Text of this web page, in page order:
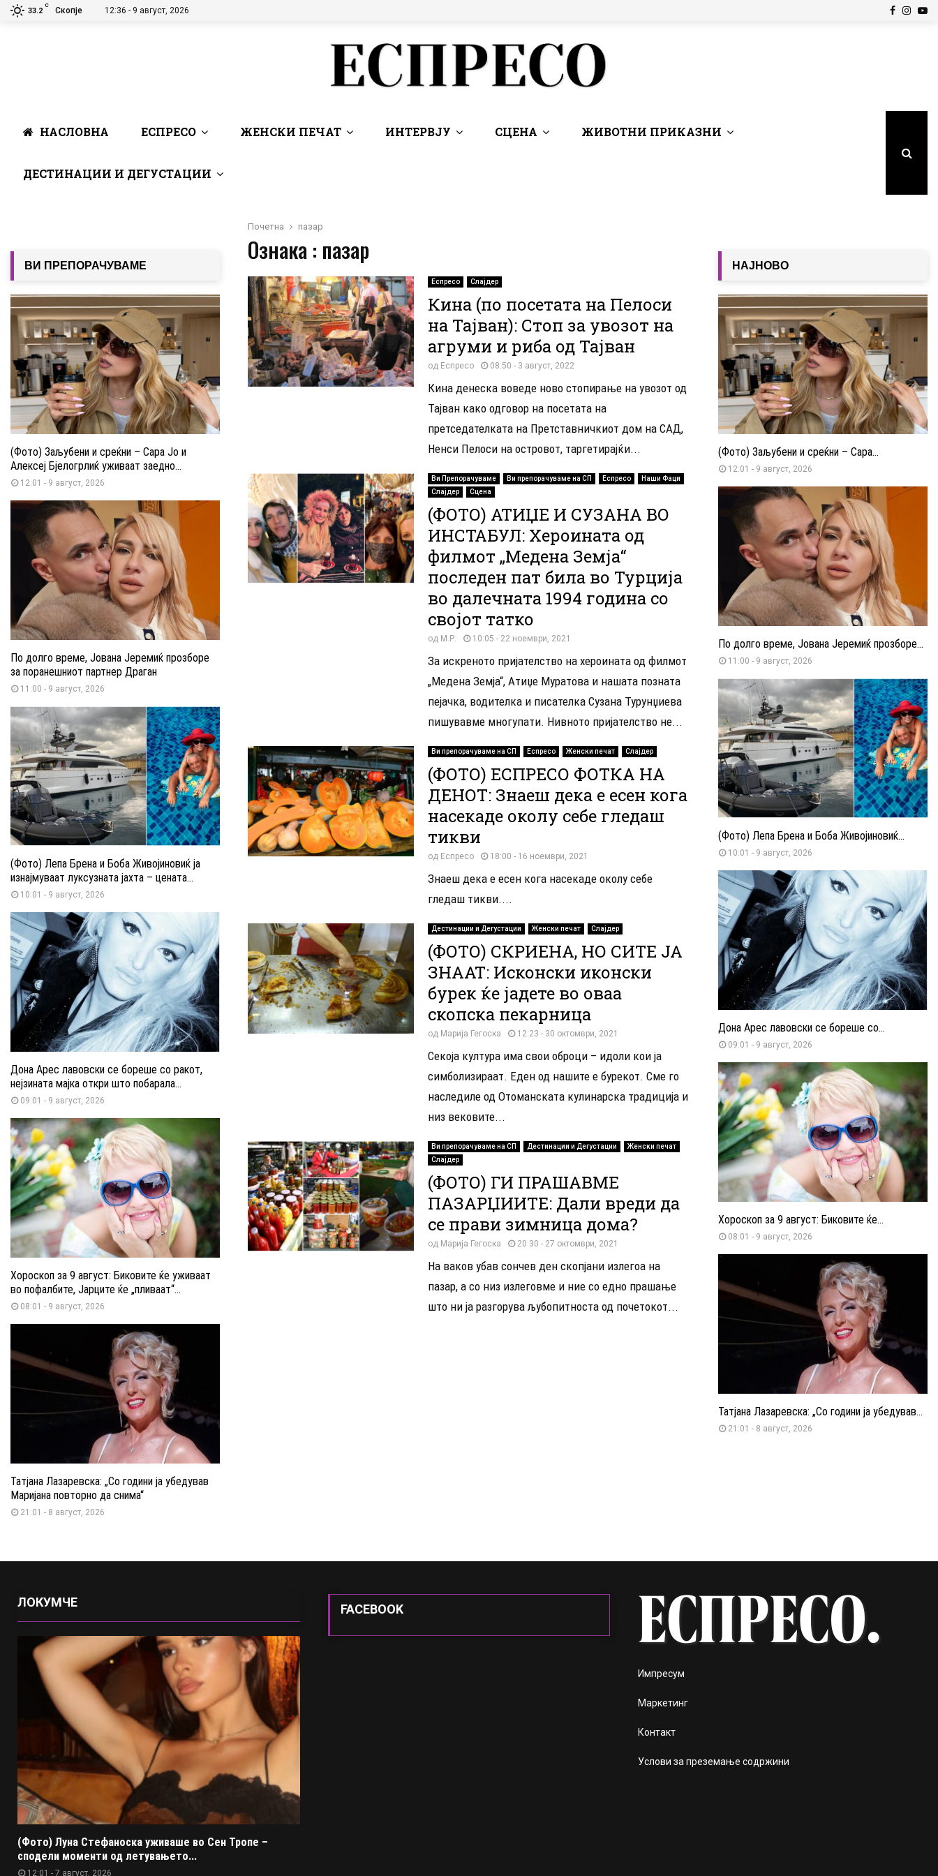
33.2
C
Скопје 12:36 - 9 август, 2026 Facebook
НАСЛОВНА ЕСПРЕСО ЖЕНСКИ ПЕЧАТ ИНТЕРВЈУ СЦЕНА ЖИВОТНИ ПРИКАЗНИ
ДЕСТИНАЦИИ И ДЕГУСТАЦИИ
Почетна пазар
Ознака : пазар
Еспресо Слајдер
Кина (по посетата на Пелоси
на Тајван): Стоп за увозот на
агруми и риба од Тајван
од Еспресо 08:50 - 3 август, 2022
Кина денеска воведе ново стопирање на увозот од
Тајван како одговор на посетата на
претседателката на Претставничкиот дом на САД,
Ненси Пелоси на островот, таргетирајќи...
Ви Препорачуваме Ви препорачуваме на СП Еспресо
Наши Фаци
Слајдер
Сцена
(ФОТО) АТИЏЕ И СУЗАНА ВО
ИНСТАБУЛ: Хероината од
филмот „Медена Земја“
последен пат била во Турција
во далечната 1994 година со
својот татко
од М.Р. 10:05 - 22 ноември, 2021
За искреното пријателство на хероината од филмот
„Медена Земја“, Атиџе Муратова и нашата позната
пејачка, водителка и писателка Сузана Турунџиева
пишувавме многупати. Нивното пријателство не...
Ви препорачуваме на СП Еспресо Женски печат Слајдер
(ФОТО) ЕСПРЕСО ФОТКА НА
ДЕНОТ: Знаеш дека е есен кога
насекаде околу себе гледаш
тикви
од Еспресо 18:00 - 16 ноември, 2021
Знаеш дека е есен кога насекаде околу себе
гледаш тикви....
Дестинации и Дегустации Женски печат Слајдер
(ФОТО) СКРИЕНА, НО СИТЕ ЈА
ЗНААТ: Исконски иконски
бурек ќе јадете во оваа
скопска пекарница
од Марија Гегоска 12:23 - 30 октомври, 2021
Секоја култура има свои оброци – идоли кои ја
симболизираат. Еден од нашите е бурекот. Сме го
наследиле од Отоманската кулинарска традиција и
низ вековите...
Ви препорачуваме на СП Дестинации и Дегустации
Женски печат
Слајдер
(ФОТО) ГИ ПРАШАВМЕ
ПАЗАРЏИИТЕ: Дали вреди да
се прави зимница дома?
од Марија Гегоска 20:30 - 27 октомври, 2021
На ваков убав сончев ден скопјани излегоа на
пазар, а со низ излеговме и ние со едно прашање
што ни ја разгорува љубопитноста од почетокот...
ВИ ПРЕПОРАЧУВАМЕ
(Фото) Заљубени и среќни – Сара Јо и
Алексеј Бјелогрлиќ уживаат заедно...
12:01 - 9 август, 2026
По долго време, Јована Јеремиќ прозборе
за поранешниот партнер Драган
11:00 - 9 август, 2026
(Фото) Лепа Брена и Боба Живојиновиќ ја
изнајмуваат луксузната јахта – цената...
10:01 - 9 август, 2026
Дона Арес лавовски се бореше со ракот,
нејзината мајка откри што побарала...
09:01 - 9 август, 2026
Хороскоп за 9 август: Биковите ќе уживаат
во пофалбите, Јарците ќе „пливаат“...
08:01 - 9 август, 2026
Татјана Лазаревска: „Со години ја убедував
Маријана повторно да снима“
21:01 - 8 август, 2026
НАЈНОВО
(Фото) Заљубени и среќни – Сара...
12:01 - 9 август, 2026
По долго време, Јована Јеремиќ прозборе...
11:00 - 9 август, 2026
(Фото) Лепа Брена и Боба Живојиновиќ...
10:01 - 9 август, 2026
Дона Арес лавовски се бореше со...
09:01 - 9 август, 2026
Хороскоп за 9 август: Биковите ќе...
08:01 - 9 август, 2026
Татјана Лазаревска: „Со години ја убедував...
21:01 - 8 август, 2026
ЛОКУМЧЕ
(Фото) Луна Стефаноска уживаше во Сен Тропе –
сподели моменти од летувањето...
12:01 - 7 август, 2026
FACEBOOK
Импресум
Маркетинг
Контакт
Услови за преземање содржини